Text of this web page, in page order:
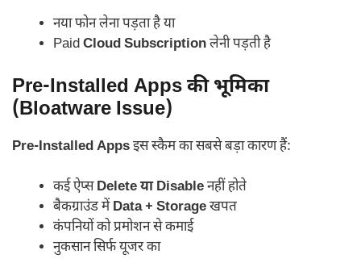
नया फोन लेना पड़ता है या
PaidCloud Subscriptionलेनी पड़ती है
Pre-Installed Apps की भूमिका
(Bloatware Issue)
Pre-Installed Appsइस स्कैम का सबसे बड़ा कारण हैं:
कई ऐप्सDelete या Disableनहीं होते
बैकग्राउंड मेंData + Storageखपत
कंपनियों को प्रमोशन से कमाई
नुकसान सिर्फ यूजर का